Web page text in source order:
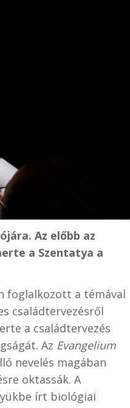
Az előbb az
a Szentatya a
foglalkozott a témával
családtervezésről
a családtervezés
Az Evangelium
nevelés magában
oktassák. A
írt biológiai